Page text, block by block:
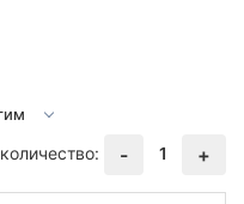
- 1 +